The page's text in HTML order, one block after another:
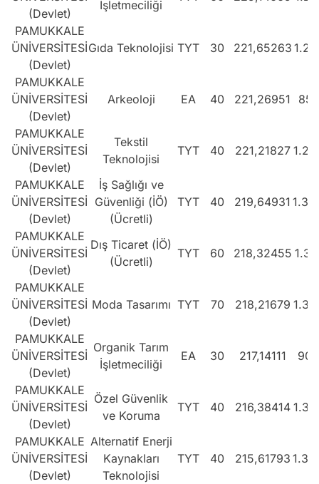
(Devlet)
İşletmeciliği
PAMUKKALE
ÜNİVERSİTESİ
(Devlet)
Gıda Teknolojisi TYT 30 221,65263
PAMUKKALE
ÜNİVERSİTESİ
(Devlet)
Arkeoloji EA 40 221,26951
PAMUKKALE
ÜNİVERSİTESİ
(Devlet)
Tekstil
Teknolojisi
TYT 40 221,21827
PAMUKKALE
ÜNİVERSİTESİ
(Devlet)
İş Sağlığı ve
Güvenliği (İÖ)
(Ücretli)
TYT 40 219,64931
PAMUKKALE
ÜNİVERSİTESİ
(Devlet)
Dış Ticaret (İÖ)
(Ücretli)
TYT 60 218,32455
PAMUKKALE
ÜNİVERSİTESİ
(Devlet)
Moda Tasarımı TYT 70 218,21679
PAMUKKALE
ÜNİVERSİTESİ
(Devlet)
Organik Tarım
İşletmeciliği
EA 30 217,14111
PAMUKKALE
ÜNİVERSİTESİ
(Devlet)
Özel Güvenlik
ve Koruma
TYT 40 216,38414
PAMUKKALE
ÜNİVERSİTESİ
(Devlet)
Alternatif Enerji
Kaynakları
Teknolojisi
TYT 40 215,61793